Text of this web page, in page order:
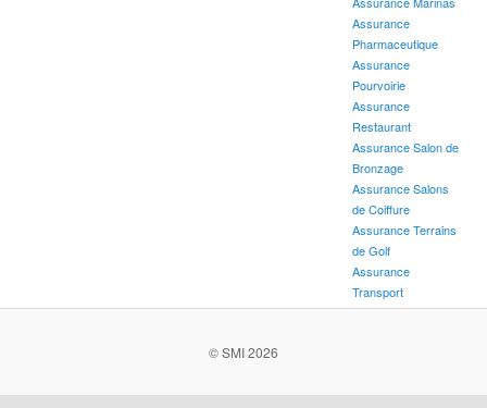
Assurance
Pharmaceutique
Assurance
Pourvoirie
Assurance
Restaurant
Assurance Salon de
Bronzage
Assurance Salons
de Coiffure
Assurance Terrains
de Golf
Assurance
Transport
© SMI 2026